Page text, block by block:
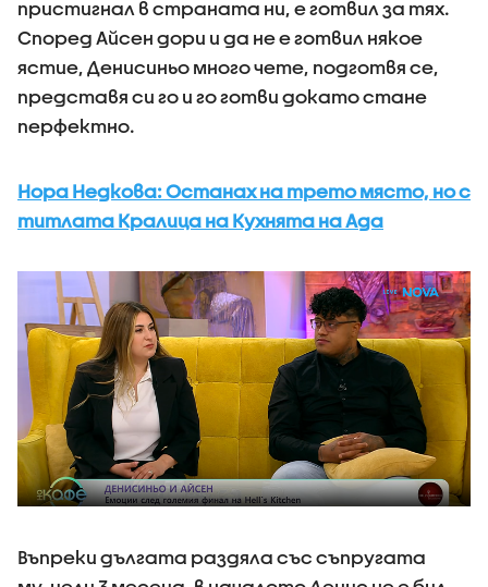
пристигнал в страната ни, е готвил за тях.
Според Айсен дори и да не е готвил някое
ястие, Денисиньо много чете, подготвя се,
представя си го и го готви докато стане
перфектно.
Нора Недкова: Останах на трето място, но с
титлата Кралица на Кухнята на Ада
Въпреки дългата раздяла със съпругата